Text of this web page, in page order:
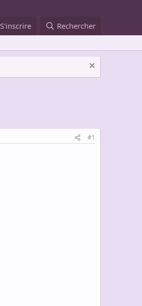
S'inscrire Rechercher
#1